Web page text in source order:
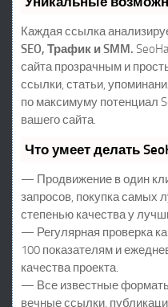
Каждая ссылка
SEO, Трафик и SMM.
сайта прозрачным и
ссылки, статьи,
по максимуму потенциал
вашего сайта.
Что умеет делать
— Продвижение в один
запросов, покупка самых
степенью качества у
— Регулярная проверка
100 показателям и
качества проекта.
— Все известные
вечные ссылки,